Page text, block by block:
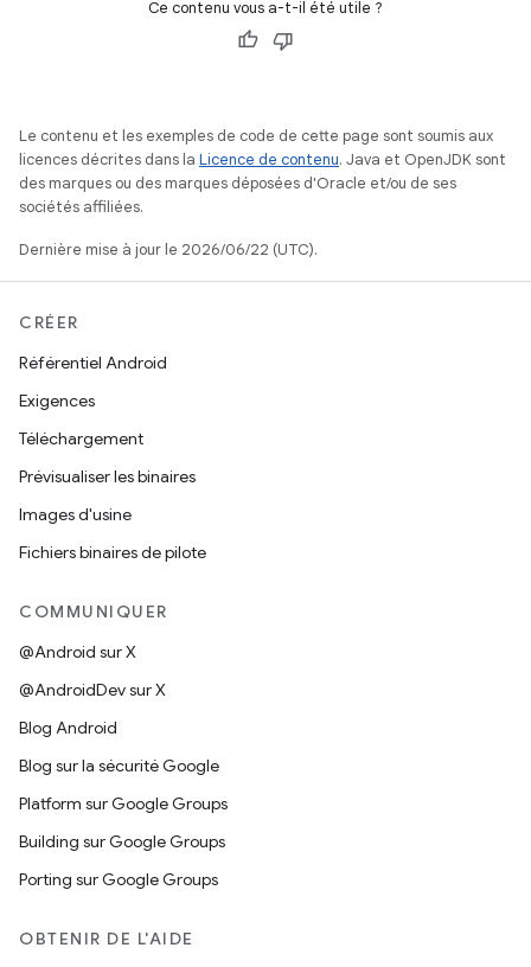
Ce contenu vous a-t-il été utile ?
Le contenu et les exemples de code de cette page sont soumis aux
licences décrites dans la Licence de contenu. Java et OpenJDK sont
des marques ou des marques déposées d'Oracle et/ou de ses
sociétés affiliées.
Dernière mise à jour le 2026/06/22 (UTC).
CRÉER
Référentiel Android
Exigences
Téléchargement
Prévisualiser les binaires
Images d'usine
Fichiers binaires de pilote
COMMUNIQUER
@Android sur X
@AndroidDev sur X
Blog Android
Blog sur la sécurité Google
Platform sur Google Groups
Building sur Google Groups
Porting sur Google Groups
OBTENIR DE L'AIDE